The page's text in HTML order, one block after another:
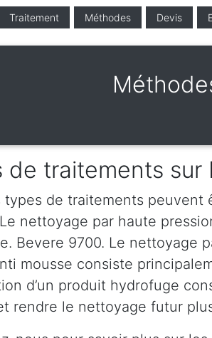
Traitement Méthodes Devis
de traitements sur
types de traitements
nettoyage par haute
Bevere 9700. Le nettoyage
mousse consiste
d’un produit hydrofuge
rendre le nettoyage futur